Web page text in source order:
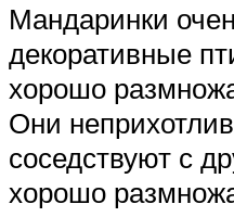
Мандаринки
декоративные
хорошо
Они
соседствуют с
хорошо